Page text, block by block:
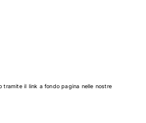
tramite il link a fondo pagina nelle nostre